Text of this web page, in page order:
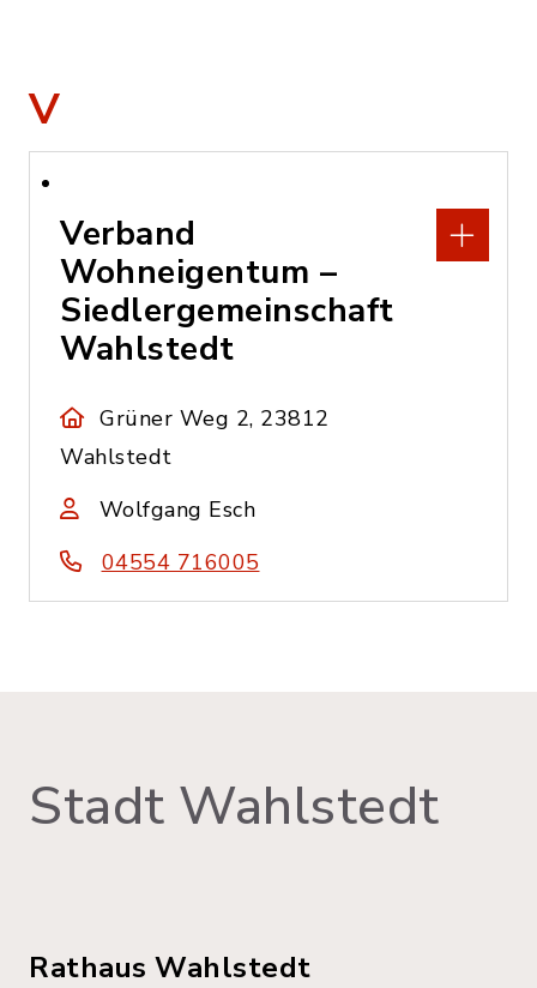
V
Verband
Wohneigentum –
Siedlergemeinschaft
Wahlstedt
Grüner Weg 2, 23812
Wahlstedt
Wolfgang Esch
04554 716005
Stadt Wahlstedt
Rathaus Wahlstedt